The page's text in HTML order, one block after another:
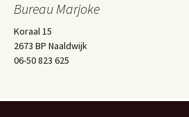
Bureau Marjoke
Koraal 15
2673 BP Naaldwijk
06-50 823 625